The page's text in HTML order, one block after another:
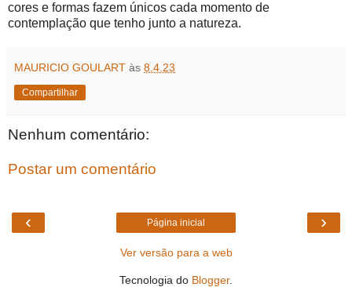
cores e formas fazem únicos cada momento de
contemplação que tenho junto a natureza.
MAURICIO GOULART às 8.4.23
Compartilhar
Nenhum comentário:
Postar um comentário
‹ ›
Página inicial
Ver versão para a web
Tecnologia do Blogger.